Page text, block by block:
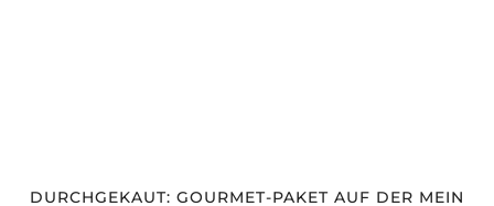
DURCHGEKAUT: GOURMET-PAKET AUF DER MEIN